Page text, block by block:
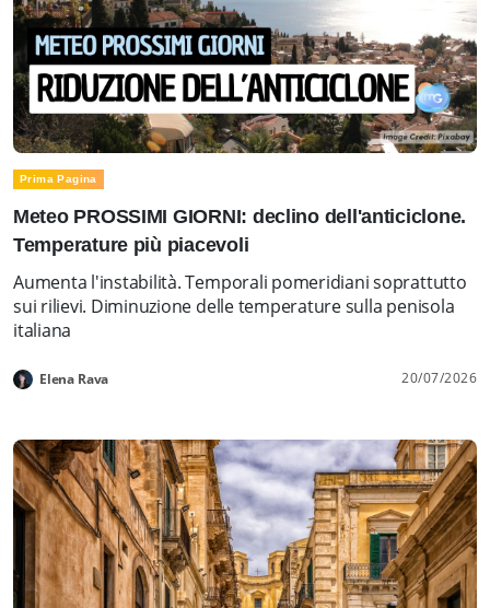
Prima Pagina
Meteo PROSSIMI GIORNI: declino dell'anticiclone.
Temperature più piacevoli
Aumenta l'instabilità. Temporali pomeridiani soprattutto
sui rilievi. Diminuzione delle temperature sulla penisola
italiana
Elena Rava 20/07/2026